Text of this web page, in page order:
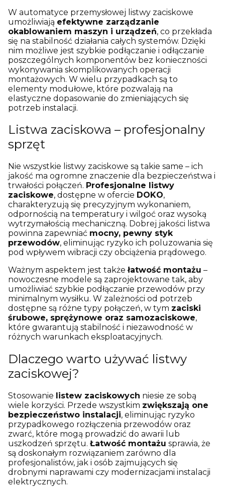
W automatyce przemysłowej listwy zaciskowe
umożliwiają efektywne zarządzanie
okablowaniem maszyn i urządzeń, co przekłada
się na stabilność działania całych systemów. Dzięki
nim możliwe jest szybkie podłączanie i odłączanie
poszczególnych komponentów bez konieczności
wykonywania skomplikowanych operacji
montażowych. W wielu przypadkach są to
elementy modułowe, które pozwalają na
elastyczne dopasowanie do zmieniających się
potrzeb instalacji.
Listwa zaciskowa – profesjonalny
sprzęt
Nie wszystkie listwy zaciskowe są takie same – ich
jakość ma ogromne znaczenie dla bezpieczeństwa i
trwałości połączeń. Profesjonalne listwy
zaciskowe, dostępne w ofercie DOKO,
charakteryzują się precyzyjnym wykonaniem,
odpornością na temperatury i wilgoć oraz wysoką
wytrzymałością mechaniczną. Dobrej jakości listwa
powinna zapewniać mocny, pewny styk
przewodów, eliminując ryzyko ich poluzowania się
pod wpływem wibracji czy obciążenia prądowego.
Ważnym aspektem jest takżełatwość montażu –
nowoczesne modele są zaprojektowane tak, aby
umożliwiać szybkie podłączanie przewodów przy
minimalnym wysiłku. W zależności od potrzeb
dostępne są różne typy połączeń, w tym zaciski
śrubowe, sprężynowe oraz samozaciskowe,
które gwarantują stabilność i niezawodność w
różnych warunkach eksploatacyjnych.
Dlaczego warto używać listwy
zaciskowej?
Stosowanie listew zaciskowych niesie ze sobą
wiele korzyści. Przede wszystkim zwiększają one
bezpieczeństwo instalacji, eliminując ryzyko
przypadkowego rozłączenia przewodów oraz
zwarć, które mogą prowadzić do awarii lub
uszkodzeń sprzętu. Łatwość montażu sprawia, że
są doskonałym rozwiązaniem zarówno dla
profesjonalistów, jak i osób zajmujących się
drobnymi naprawami czy modernizacjami instalacji
elektrycznych.